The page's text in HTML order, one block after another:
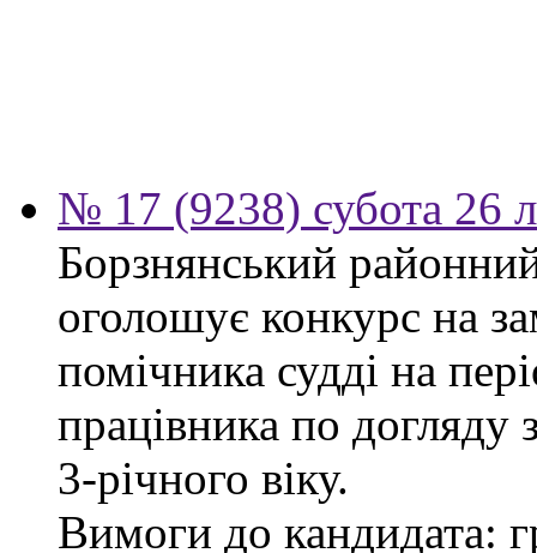
№ 17 (9238) субота 26
Борзнянський районний
оголошує конкурс на
помічника судді на
працівника по
3-річного віку.
Вимоги до кандидата: